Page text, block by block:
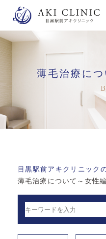
薄毛治療に
目黒駅前アキクリニック
薄毛治療について～女性